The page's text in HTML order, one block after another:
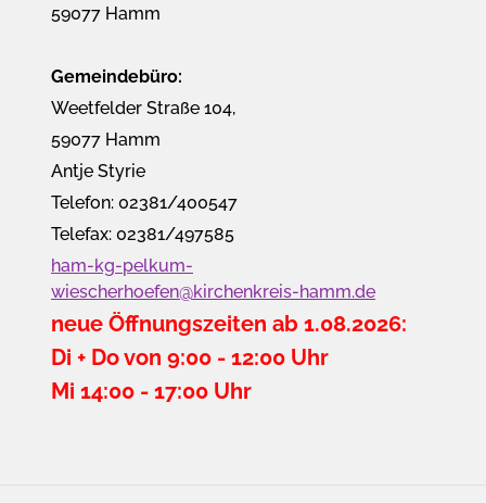
59077 Hamm
Gemeindebüro:
Weetfelder Straße 104,
59077 Hamm
Antje Styrie
Telefon: 02381/400547
Telefax: 02381/497585
ham-kg-pelkum-
wiescherhoefen@kirchenkreis-hamm.de
neue Öffnungszeiten ab 1.08.2026:
Di + Do von 9:00 - 12:00 Uhr
Mi 14:00 - 17:00 Uhr